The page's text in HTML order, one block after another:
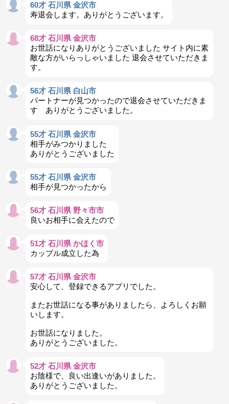
60才 石川県 金沢市
寿退会します。ありがとうございます。
68才 石川県 金沢市
お世話になりありがとうございました サイト内に素
敵な方がいらっしゃいました 退会させていただきま
す。
56才 石川県 白山市
パートナーが見つかったので退会させていただきま
す ありがとうございました。
55才 石川県 金沢市
相手がみつかりました
ありがとうございました
55才 石川県 金沢市
相手が見つかったから
56才 石川県 野々市市
良いお相手に会えたので
51才 石川県 かほく市
カップル成立した為
57才 石川県 金沢市
安心して、登録できるアプリでした。
またお世話になる事がありましたら、よろしくお願
いします。
お世話になりました。
ありがとうございました。
52才 石川県 金沢市
お陰様で、良い出逢いがありました。
ありがとうございました。